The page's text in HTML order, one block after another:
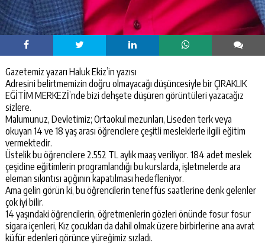
Gazetemiz yazarı Haluk Ekiz’in yazısı
Adresini belirtmemizin doğru olmayacağı düşüncesiyle bir ÇIRAKLIK
EĞİTİM MERKEZİ’nde bizi dehşete düşüren görüntüleri yazacağız
sizlere.
Malumunuz, Devletimiz; Ortaokul mezunları, Liseden terk veya
okuyan 14 ve 18 yaş arası öğrencilere çeşitli mesleklerle ilgili eğitim
vermektedir.
Üstelik bu öğrencilere 2.552 TL aylık maaş veriliyor. 184 adet meslek
çeşidine eğitimlerin programlandığı bu kurslarda, işletmelerde ara
eleman sıkıntısı açığının kapatılması hedefleniyor.
Ama gelin görün ki, bu öğrencilerin teneffüs saatlerine denk gelenler
çok iyi bilir.
14 yaşındaki öğrencilerin, öğretmenlerin gözleri önünde fosur fosur
sigara içenleri, Kız çocukları da dahil olmak üzere birbirlerine ana avrat
küfür edenleri görünce yüreğimiz sızladı.